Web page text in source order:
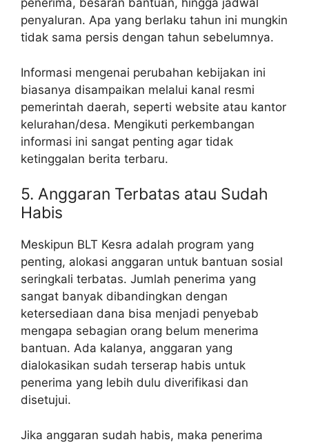
penerima, besaran bantuan, hingga jadwal
penyaluran. Apa yang berlaku tahun ini mungkin
tidak sama persis dengan tahun sebelumnya.
Informasi mengenai perubahan kebijakan ini
biasanya disampaikan melalui kanal resmi
pemerintah daerah, seperti website atau kantor
kelurahan/desa. Mengikuti perkembangan
informasi ini sangat penting agar tidak
ketinggalan berita terbaru.
5. Anggaran Terbatas atau Sudah
Habis
Meskipun BLT Kesra adalah program yang
penting, alokasi anggaran untuk bantuan sosial
seringkali terbatas. Jumlah penerima yang
sangat banyak dibandingkan dengan
ketersediaan dana bisa menjadi penyebab
mengapa sebagian orang belum menerima
bantuan. Ada kalanya, anggaran yang
dialokasikan sudah terserap habis untuk
penerima yang lebih dulu diverifikasi dan
disetujui.
Jika anggaran sudah habis, maka penerima